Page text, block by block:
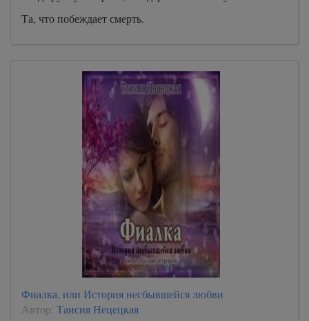
Та, что побеждает смерть.
Фиалка, или История несбывшейся любви
Автор: Таисия Нецецкая